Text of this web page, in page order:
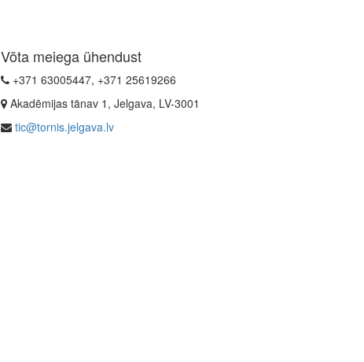
Võta meiega ühendust
+371 63005447, +371 25619266
Akadēmijas tänav 1, Jelgava, LV-3001
tic@tornis.jelgava.lv